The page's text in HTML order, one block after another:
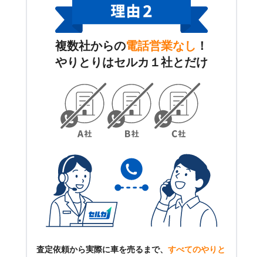
複数社からの電話営業なし ！
やりとりはセルカ１社とだけ
査定依頼から実際に車を売るまで、 すべてのやりと